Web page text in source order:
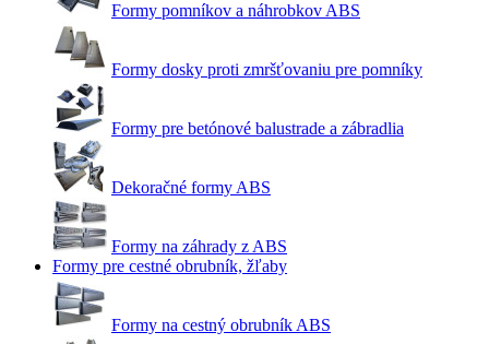
Formy pomníkov a náhrobkov ABS
Formy dosky proti zmršťovaniu pre pomníky
Formy pre betónové balustrade a zábradlia
Dekoračné formy ABS
Formy na záhrady z ABS
Formy pre cestné obrubník, žľaby
Formy na cestný obrubník ABS